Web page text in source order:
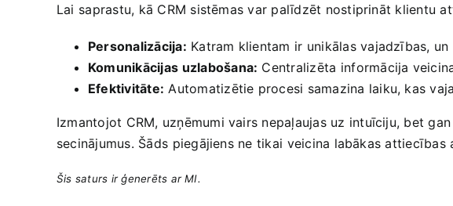
Lai⁣ saprastu, kā CRM sistēmas var ‌palīdzēt nostiprināt klientu
Personalizācija: Katram klientam⁤ ir unikālas vajadzības,
Komunikācijas ⁣uzlabošana: Centralizēta⁣ informācija
Efektivitāte: Automatizētie procesi samazina ​laiku, kas
Izmantojot ‌CRM, uzņēmumi vairs nepaļaujas uz intuīciju, bet
secinājumus. Šāds ⁢piegājiens ne tikai⁤ veicina labākas
Šis saturs ir ģenerēts ar MI.